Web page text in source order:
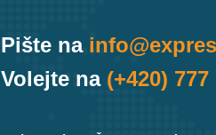
Pište na
Volejte na (+420) 777